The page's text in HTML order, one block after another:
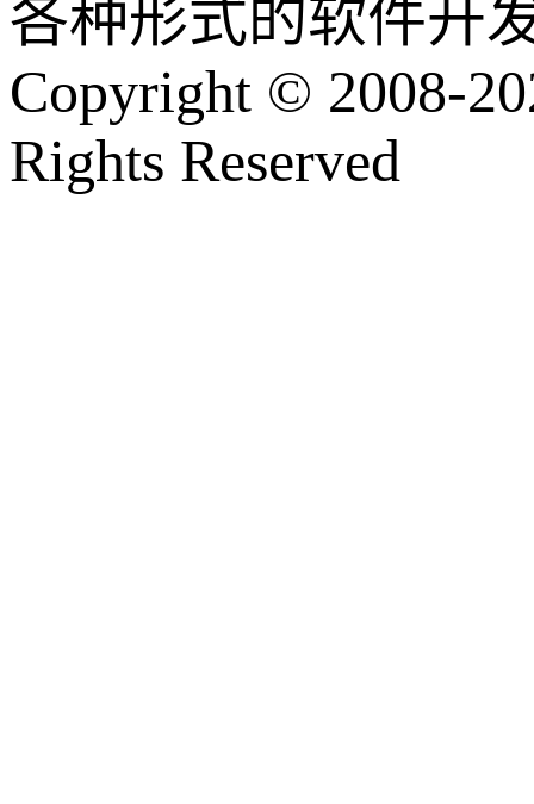
各种形式的软件开
Copyright © 2008-
Rights Reserved